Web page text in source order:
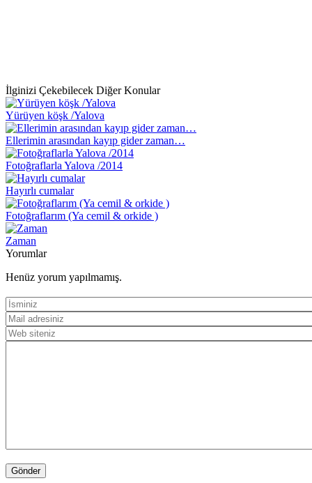
İlginizi Çekebilecek Diğer Konular
Yürüyen köşk /Yalova
Ellerimin arasından kayıp gider zaman…
Fotoğraflarla Yalova /2014
Hayırlı cumalar
Fotoğraflarım (Ya cemil & orkide )
Zaman
Yorumlar
Henüz yorum yapılmamış.